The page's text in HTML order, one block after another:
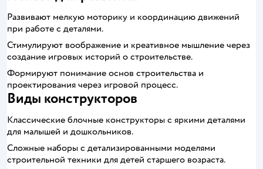
Развивают мелкую моторику и координацию движений
при работе с деталями.
Стимулируют воображение и креативное мышление через
создание игровых историй о строительстве.
Формируют понимание основ строительства и
проектирования через игровой процесс.
Виды конструкторов
Классические блочные конструкторы с яркими деталями
для малышей и дошкольников.
Сложные наборы с детализированными моделями
строительной техники для детей старшего возраста.